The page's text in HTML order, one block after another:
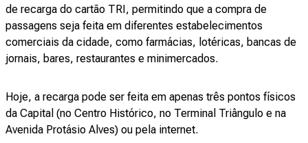
de recarga do cartão TRI, permitindo que a compra de
passagens seja feita em diferentes estabelecimentos
comerciais da cidade, como farmácias, lotéricas, bancas de
jornais, bares, restaurantes e minimercados.
Hoje, a recarga pode ser feita em apenas três pontos físicos
da Capital (no Centro Histórico, no Terminal Triângulo e na
Avenida Protásio Alves) ou pela internet.